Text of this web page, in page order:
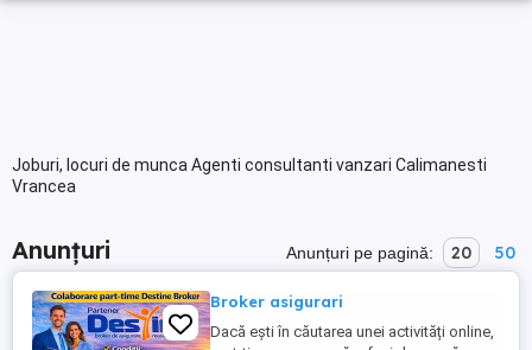
Joburi, locuri de munca Agenti consultanti vanzari Calimanesti
Vrancea
Anunțuri Anunțuri pe pagină: 20 50
Broker asigurari
Dacă ești în căutarea unei activități online,